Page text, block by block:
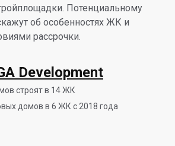
Потенциальному
об особенностях ЖК и
рассрочки.
Development
строят в 14 ЖК
домов в 6 ЖК с 2018 года